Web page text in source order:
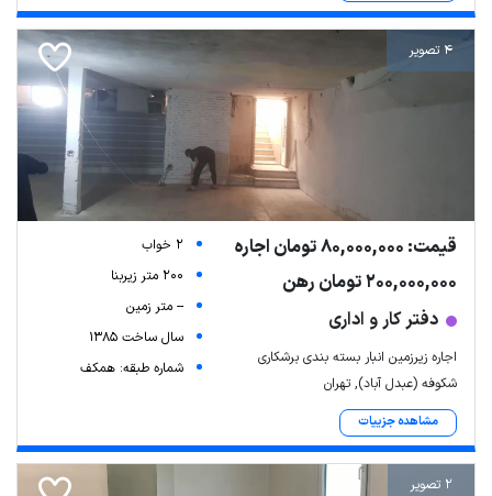
4 تصویر
قیمت: 80,000,000 تومان اجاره
200,000,000 تومان رهن
دفتر کار و اداری
اجاره زیرزمین انبار بسته بندی برشکاری
شکوفه (عبدل آباد), تهران
مشاهده جزییات
2 خواب
200 متر زیربنا
-- متر زمین
سال ساخت 1385
شماره طبقه: همکف
2 تصویر